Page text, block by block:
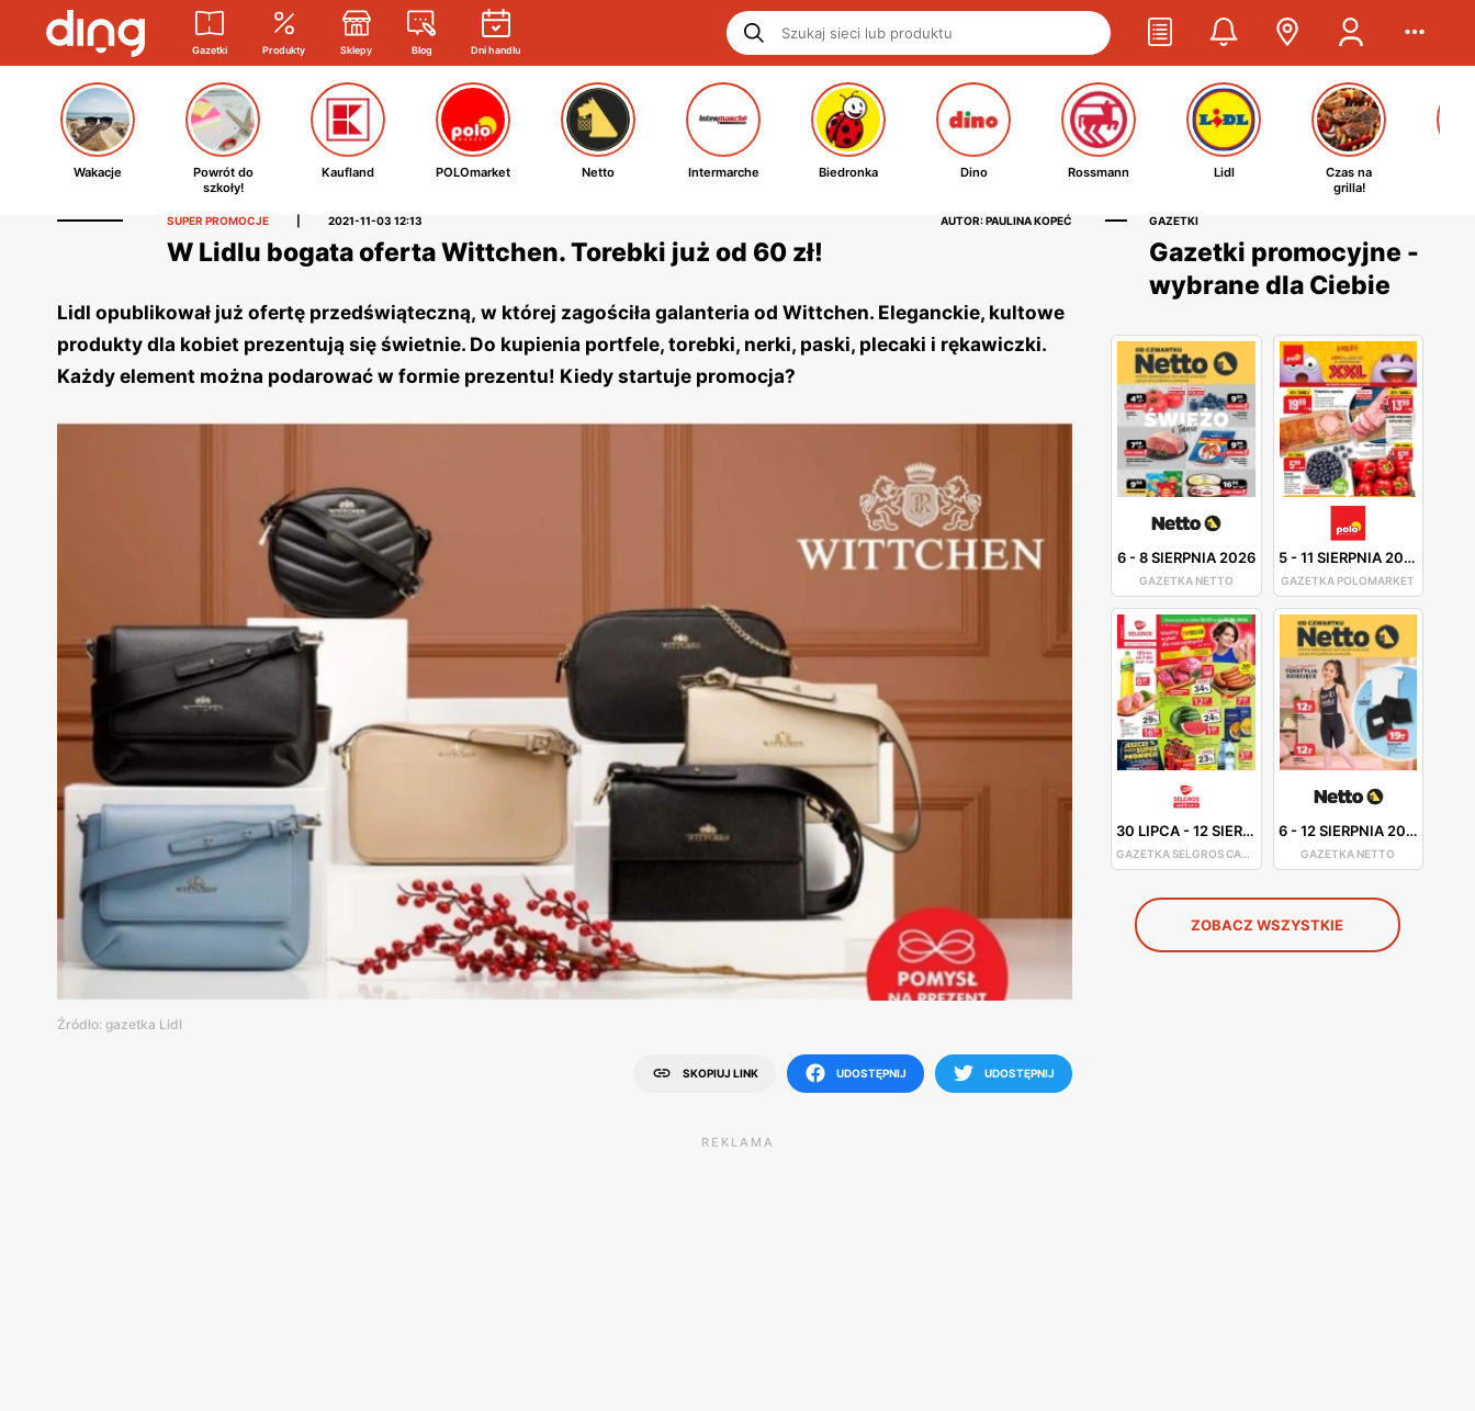
Gazetki Produkty Sklepy Blog Dni handlu
Wakacje
Powrót do
szkoły!
Kaufland POLOmarket Netto Intermarche Biedronka Dino Rossmann Lidl
Czas na
grilla!
SUPER PROMOCJE 2021-11-03 12:13 AUTOR: PAULINA KOPEĆ
W Lidlu bogata oferta Wittchen. Torebki już od 60 zł!
Lidl opublikował już ofertę przedświąteczną, w której zagościła galanteria od Wittchen. Eleganckie, kultowe
produkty dla kobiet prezentują się świetnie. Do kupienia portfele, torebki, nerki, paski, plecaki i rękawiczki.
Każdy element można podarować w formie prezentu! Kiedy startuje promocja?
Źródło: gazetka Lidl
SKOPIUJ LINK UDOSTĘPNIJ UDOSTĘPNIJ
GAZETKI
Gazetki promocyjne -
wybrane dla Ciebie
6-8 SIERPNIA 2026
GAZETKA NETTO
5-11 SIERPNIA 2026
GAZETKA POLOMARKET
30 LIPCA-12 SIERPNIA 2026
GAZETKA SELGROS CASH&CARRY
6-12 SIERPNIA 2026
GAZETKA NETTO
ZOBACZ WSZYSTKIE
REKLAMA